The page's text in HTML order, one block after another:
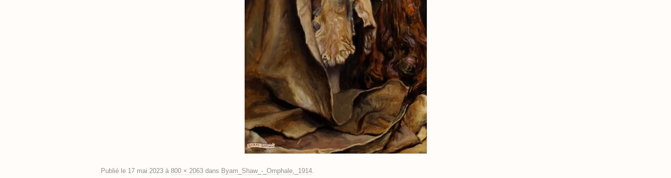
Publié le 17 mai 2023 à 800 × 2063 dans Byam_Shaw_-_Omphale,_1914.